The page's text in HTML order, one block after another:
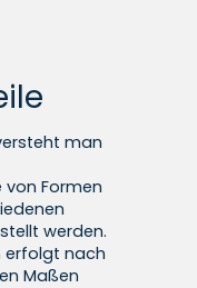
man
Formen
werden.
erfolgt nach
Maßen